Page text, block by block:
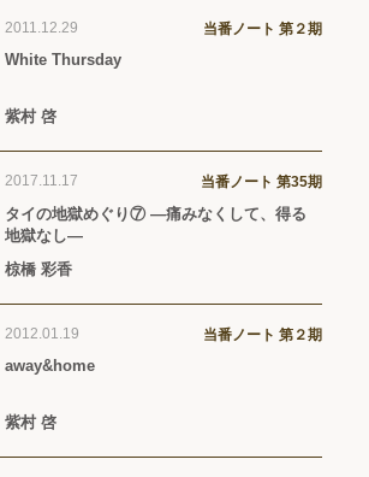
2011.12.29 当番ノート 第２期
White Thursday
紫村 啓
2017.11.17 当番ノート 第35期
タイの地獄めぐり⑦ ―痛みなくして、得る
地獄なし―
椋橋 彩香
2012.01.19 当番ノート 第２期
away&home
紫村 啓